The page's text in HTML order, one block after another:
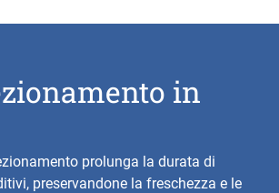
in
prolunga la durata di
preservandone la freschezza e le